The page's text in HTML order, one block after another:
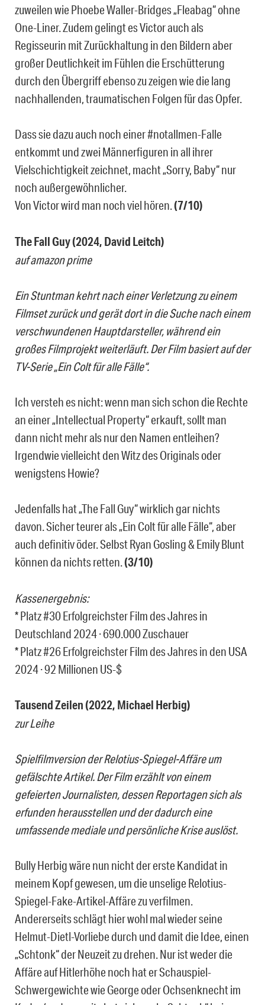
zuweilen wie Phoebe Waller-Bridges „Fleabag“ ohne
One-Liner. Zudem gelingt es Victor auch als
Regisseurin mit Zurückhaltung in den Bildern aber
großer Deutlichkeit im Fühlen die Erschütterung
durch den Übergriff ebenso zu zeigen wie die lang
nachhallenden, traumatischen Folgen für das Opfer.
Dass sie dazu auch noch einer #notallmen-Falle
entkommt und zwei Männerfiguren in all ihrer
Vielschichtigkeit zeichnet, macht „Sorry, Baby“ nur
noch außergewöhnlicher.
Von Victor wird man noch viel hören.(7/10)
The Fall Guy (2024, David Leitch)
auf amazon prime
Ein Stuntman kehrt nach einer Verletzung zu einem
Filmset zurück und gerät dort in die Suche nach einem
verschwundenen Hauptdarsteller, während ein
großes Filmprojekt weiterläuft. Der Film basiert auf der
TV-Serie „Ein Colt für alle Fälle“.
Ich versteh es nicht: wenn man sich schon die Rechte
an einer „Intellectual Property“ erkauft, sollt man
dann nicht mehr als nur den Namen entleihen?
Irgendwie vielleicht den Witz des Originals oder
wenigstens Howie?
Jedenfalls hat „The Fall Guy“ wirklich gar nichts
davon. Sicher teurer als „Ein Colt für alle Fälle“, aber
auch definitiv öder. Selbst Ryan Gosling & Emily Blunt
können da nichts retten.(3/10)
Kassenergebnis:
* Platz #30 Erfolgreichster Film des Jahres in
Deutschland 2024 · 690.000 Zuschauer
* Platz #26 Erfolgreichster Film des Jahres in den USA
2024 · 92 Millionen US-$
Tausend Zeilen (2022, Michael Herbig)
zur Leihe
Spielfilmversion der Relotius-Spiegel-Affäre um
gefälschte Artikel. Der Film erzählt von einem
gefeierten Journalisten, dessen Reportagen sich als
erfunden herausstellen und der dadurch eine
umfassende mediale und persönliche Krise auslöst.
Bully Herbig wäre nun nicht der erste Kandidat in
meinem Kopf gewesen, um die unselige Relotius-
Spiegel-Fake-Artikel-Affäre zu verfilmen.
Andererseits schlägt hier wohl mal wieder seine
Helmut-Dietl-Vorliebe durch und damit die Idee, einen
„Schtonk“ der Neuzeit zu drehen. Nur ist weder die
Affäre auf Hitlerhöhe noch hat er Schauspiel-
Schwergewichte wie George oder Ochsenknecht im